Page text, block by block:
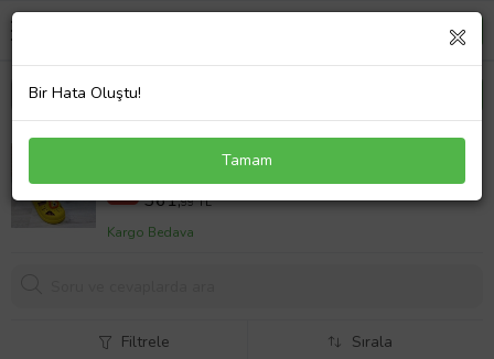
Da-Ye 1001 P Sarı Önü Kapalı Yumuşacık Kaydırmaz
Sandalet & Terlik
%7 391,00 TL
361,99 TL
Kargo Bedava
Filtrele Sırala
Bir Hata Oluştu!
Tamam